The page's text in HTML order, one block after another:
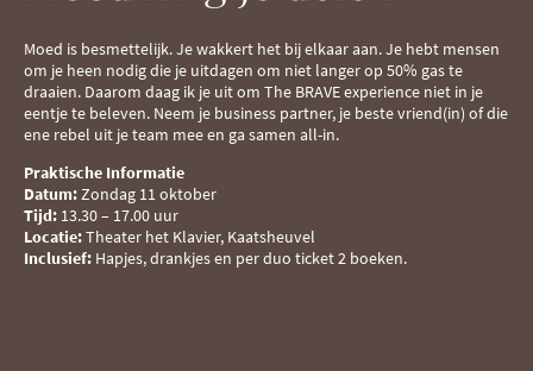
Moed is besmettelijk. Je wakkert het bij elkaar aan. Je hebt mensen
om je heen nodig die je uitdagen om niet langer op 50% gas te
draaien. Daarom daag ik je uit om The BRAVE experience niet in je
eentje te beleven. Neem je business partner, je beste vriend(in) of die
ene rebel uit je team mee en ga samen all-in.
Praktische Informatie
Datum:Zondag 11 oktober
Tijd: 13.30 – 17.00 uur
Locatie:Theater het Klavier, Kaatsheuvel
Inclusief: Hapjes, drankjes en per duo ticket 2 boeken.